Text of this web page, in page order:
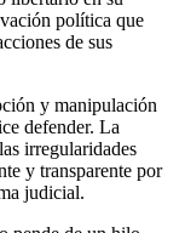
política que
de sus
y manipulación
defender. La
irregularidades
y transparente por
judicial.